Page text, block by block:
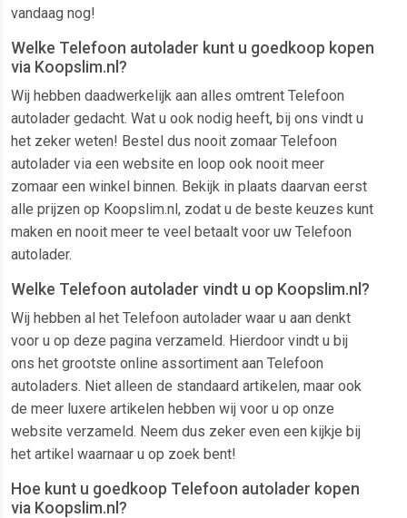
vandaag nog!
Welke Telefoon autolader kunt u goedkoop kopen
via Koopslim.nl?
Wij hebben daadwerkelijk aan alles omtrent Telefoon
autolader gedacht. Wat u ook nodig heeft, bij ons vindt u
het zeker weten! Bestel dus nooit zomaar Telefoon
autolader via een website en loop ook nooit meer
zomaar een winkel binnen. Bekijk in plaats daarvan eerst
alle prijzen op Koopslim.nl, zodat u de beste keuzes kunt
maken en nooit meer te veel betaalt voor uw Telefoon
autolader.
Welke Telefoon autolader vindt u op Koopslim.nl?
Wij hebben al het Telefoon autolader waar u aan denkt
voor u op deze pagina verzameld. Hierdoor vindt u bij
ons het grootste online assortiment aan Telefoon
autoladers. Niet alleen de standaard artikelen, maar ook
de meer luxere artikelen hebben wij voor u op onze
website verzameld. Neem dus zeker even een kijkje bij
het artikel waarnaar u op zoek bent!
Hoe kunt u goedkoop Telefoon autolader kopen
via Koopslim.nl?